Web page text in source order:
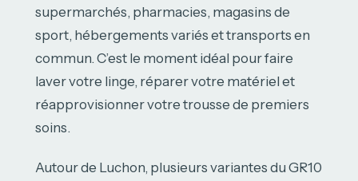
supermarchés, pharmacies, magasins de
sport, hébergements variés et transports en
commun. C’est le moment idéal pour faire
laver votre linge, réparer votre matériel et
réapprovisionner votre trousse de premiers
soins.
Autour de Luchon, plusieurs variantes du GR10